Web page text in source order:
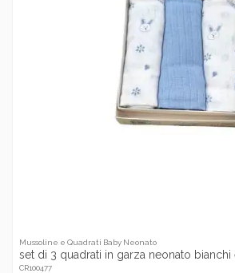
Mussoline e Quadrati Baby Neonato
set di 3 quadrati in garza neonato bianchi
CR100477